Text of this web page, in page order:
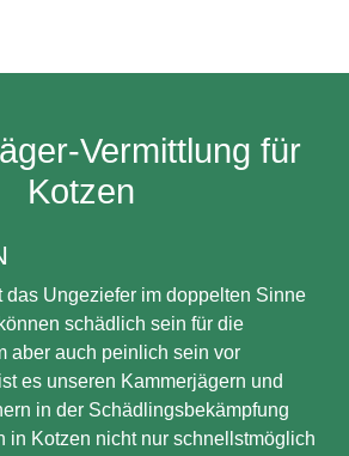
Vermittlung für
Kotzen
das Ungeziefer im doppelten Sinne
schädlich sein für die
aber auch peinlich sein vor
es unseren Kammerjägern und
in der Schädlingsbekämpfung
in Kotzen nicht nur schnellstmöglich